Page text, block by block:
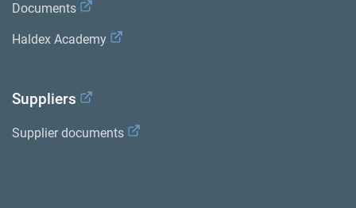
Documents
Haldex Academy
Suppliers
Supplier documents